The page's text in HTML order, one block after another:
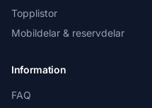
Topplistor
Mobildelar & reservdelar
Information
FAQ